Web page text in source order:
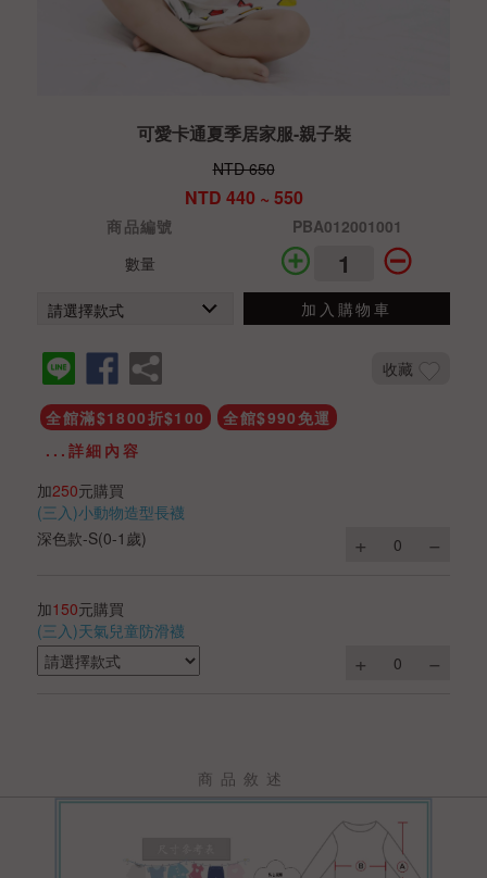
可愛卡通夏季居家服-親子裝
NTD 650
NTD 440 ~ 550
商品編號
PBA012001001
數量
加入購物車
收藏
全館滿$1800折$100
全館$990免運
...詳細內容
加250元購買
(三入)小動物造型長襪
深色款-S(0-1歲)
加150元購買
(三入)天氣兒童防滑襪
商品敘述